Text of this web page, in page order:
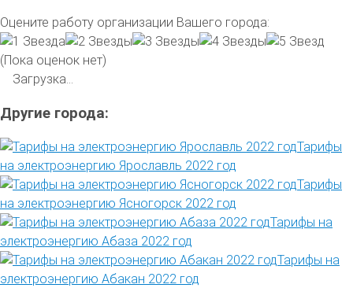
Оцените работу организации Вашего города:
(Пока оценок нет)
Загрузка...
Другие города:
Тарифы
на электроэнергию Ярославль 2022 год
Тарифы
на электроэнергию Ясногорск 2022 год
Тарифы на
электроэнергию Абаза 2022 год
Тарифы на
электроэнергию Абакан 2022 год